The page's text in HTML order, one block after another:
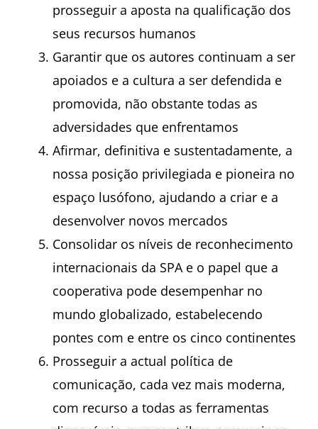
prosseguir a aposta na qualificação dos
seus recursos humanos
Garantir que os autores continuam a ser
apoiados e a cultura a ser defendida e
promovida, não obstante todas as
adversidades que enfrentamos
Afirmar, definitiva e sustentadamente, a
nossa posição privilegiada e pioneira no
espaço lusófono, ajudando a criar e a
desenvolver novos mercados
Consolidar os níveis de reconhecimento
internacionais da SPA e o papel que a
cooperativa pode desempenhar no
mundo globalizado, estabelecendo
pontes com e entre os cinco continentes
Prosseguir a actual política de
comunicação, cada vez mais moderna,
com recurso a todas as ferramentas